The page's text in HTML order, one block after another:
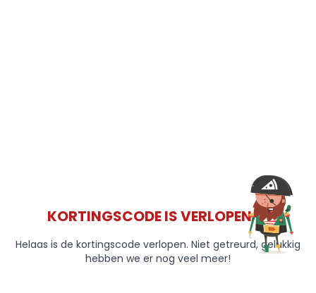
KORTINGSCODE IS VERLOPEN 😞
Helaas is de kortingscode verlopen. Niet getreurd, gelukkig
hebben we er nog veel meer!